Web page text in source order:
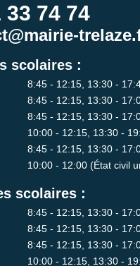
33 74 74
scolaires :
8:45 - 12:15, 13:30 -
8:45 - 12:15, 13:30 -
8:45 - 12:15, 13:30 -
10:00 - 12:15, 13:30 -
8:45 - 12:15, 13:30 -
10:00 - 12:00 (État civil
scolaires :
8:45 - 12:15, 13:30 -
8:45 - 12:15, 13:30 -
8:45 - 12:15, 13:30 -
10:00 - 12:15, 13:30 -